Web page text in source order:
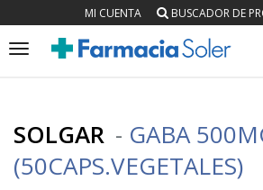
MI CUENTA BUSCADOR DE
Toggle
SOLGAR - GABA
(50CAPS.VEGETALES)